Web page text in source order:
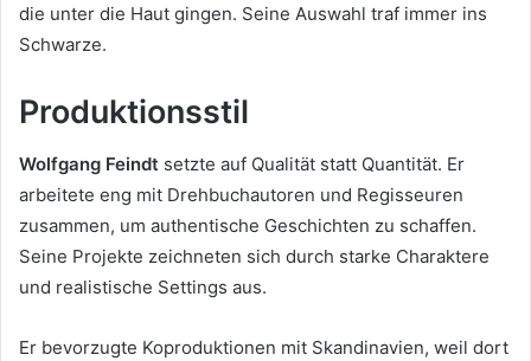
die unter die Haut gingen. Seine Auswahl traf immer ins
Schwarze.
Produktionsstil
Wolfgang Feindt setzte auf Qualität statt Quantität. Er
arbeitete eng mit Drehbuchautoren und Regisseuren
zusammen, um authentische Geschichten zu schaffen.
Seine Projekte zeichneten sich durch starke Charaktere
und realistische Settings aus.
Er bevorzugte Koproduktionen mit Skandinavien, weil dort